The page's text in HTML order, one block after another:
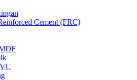
Cement (FRC)